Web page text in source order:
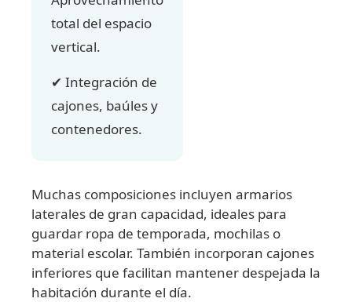
total del espacio
vertical.
✔ Integración de
cajones, baúles y
contenedores.
Muchas composiciones incluyen armarios
laterales de gran capacidad, ideales para
guardar ropa de temporada, mochilas o
material escolar. También incorporan cajones
inferiores que facilitan mantener despejada la
habitación durante el día.